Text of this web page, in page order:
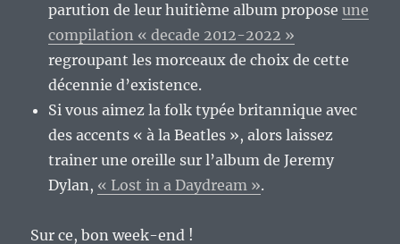
parution de leur huitième album proposeune
compilation « decade 2012-2022 »
regroupant les morceaux de choix de cette
décennie d’existence.
Si vous aimez la folk typée britannique avec
des accents « à la Beatles », alors laissez
trainer une oreille sur l’album de Jeremy
Dylan, « Lost in a Daydream ».
Sur ce, bon week-end !